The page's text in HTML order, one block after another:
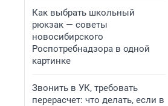
Как выбрать школьный
рюкзак — советы
новосибирского
Роспотребнадзора в одной
картинке
Звонить в УК, требовать
перерасчет: что делать, если в